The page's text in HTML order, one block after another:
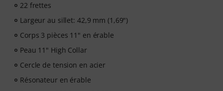
22 frettes
Largeur au sillet: 42,9 mm (1,69")
Corps 3 pièces 11" en érable
Peau 11" High Collar
Cercle de tension en acier
Résonateur en érable